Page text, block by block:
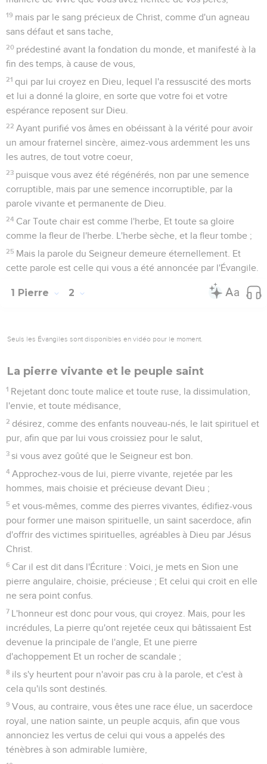
19 mais par le sang précieux de Christ, comme d'un agneau
sans défaut et sans tache,
20 prédestiné avant la fondation du monde, et manifesté à la
fin des temps, à cause de vous,
21 qui par lui croyez en Dieu, lequel l'a ressuscité des morts
et lui a donné la gloire, en sorte que votre foi et votre
espérance reposent sur Dieu.
22 Ayant purifié vos âmes en obéissant à la vérité pour avoir
un amour fraternel sincère, aimez-vous ardemment les uns
les autres, de tout votre coeur,
23 puisque vous avez été régénérés, non par une semence
corruptible, mais par une semence incorruptible, par la
parole vivante et permanente de Dieu.
24 Car Toute chair est comme l'herbe, Et toute sa gloire
comme la fleur de l'herbe. L'herbe sèche, et la fleur tombe ;
25 Mais la parole du Seigneur demeure éternellement. Et
cette parole est celle qui vous a été annoncée par l'Évangile.
1 Pierre 2
Seuls les Évangiles sont disponibles en vidéo pour le moment.
La pierre vivante et le peuple saint
1 Rejetant donc toute malice et toute ruse, la dissimulation,
l'envie, et toute médisance,
2 désirez, comme des enfants nouveau-nés, le lait spirituel et
pur, afin que par lui vous croissiez pour le salut,
3 si vous avez goûté que le Seigneur est bon.
4 Approchez-vous de lui, pierre vivante, rejetée par les
hommes, mais choisie et précieuse devant Dieu ;
5 et vous-mêmes, comme des pierres vivantes, édifiez-vous
pour former une maison spirituelle, un saint sacerdoce, afin
d'offrir des victimes spirituelles, agréables à Dieu par Jésus
Christ.
6 Car il est dit dans l'Écriture : Voici, je mets en Sion une
pierre angulaire, choisie, précieuse ; Et celui qui croit en elle
ne sera point confus.
7 L'honneur est donc pour vous, qui croyez. Mais, pour les
incrédules, La pierre qu'ont rejetée ceux qui bâtissaient Est
devenue la principale de l'angle, Et une pierre
d'achoppement Et un rocher de scandale ;
8 ils s'y heurtent pour n'avoir pas cru à la parole, et c'est à
cela qu'ils sont destinés.
9 Vous, au contraire, vous êtes une race élue, un sacerdoce
royal, une nation sainte, un peuple acquis, afin que vous
annonciez les vertus de celui qui vous a appelés des
ténèbres à son admirable lumière,